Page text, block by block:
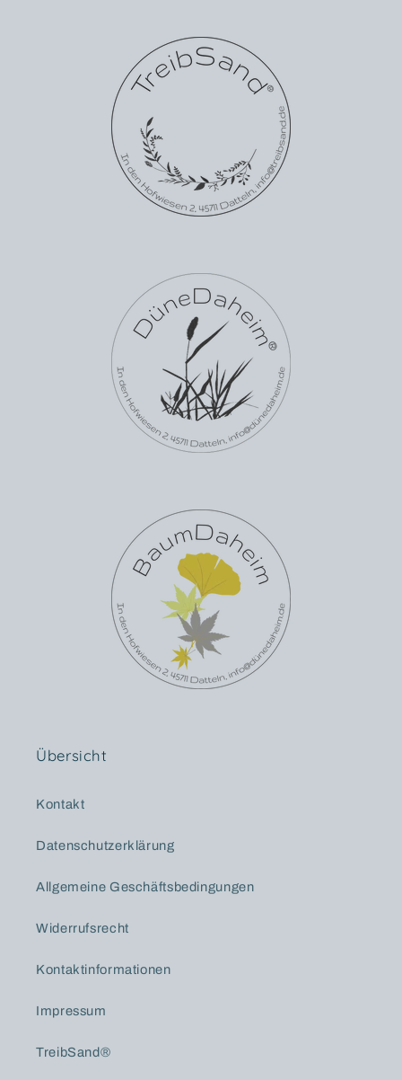
Übersicht
Kontakt
Datenschutzerklärung
Allgemeine Geschäftsbedingungen
Widerrufsrecht
Kontaktinformationen
Impressum
TreibSand®